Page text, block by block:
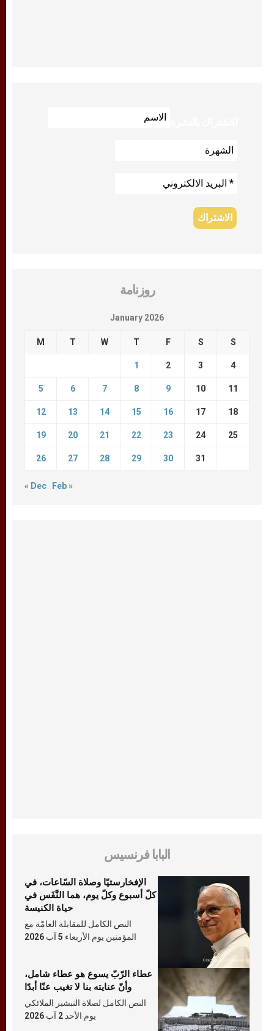
روزنامة
January 2026
M T W T F S S
1 2 3 4
5 6 7 8 9 10 11
12 13 14 15 16 17 18
19 20 21 22 23 24 25
26 27 28 29 30 31
« Dec Feb »
البابا فرنسيس
الإفخارستيّا وصلاة السّاعات، في
كلّ أسبوع وكلّ يوم، هما النَّفَس في
حياة الكنيسة
النص الكامل للمقابلة العامّة مع
المؤمنين يوم الأربعاء 5 آب 2026
عطاء الرّبّ يسوع هو عطاء شامل،
وأنّ عنايته بنا لا تغيب عنّا أبدًا
النص الكامل لصلاة التبشير الملائكي
يوم الأحد 2 آب 2026